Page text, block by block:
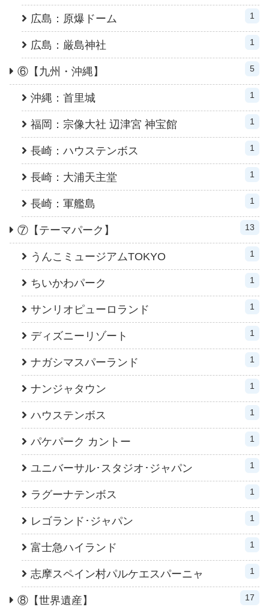
広島：原爆ドーム 1
広島：厳島神社 1
⑥【九州・沖縄】 5
沖縄：首里城 1
福岡：宗像大社 辺津宮 神宝館 1
長崎：ハウステンボス 1
長崎：大浦天主堂 1
長崎：軍艦島 1
⑦【テーマパーク】 13
うんこミュージアムTOKYO 1
ちいかわパーク 1
サンリオピューロランド 1
ディズニーリゾート 1
ナガシマスパーランド 1
ナンジャタウン 1
ハウステンボス 1
パケパーク カントー 1
ユニバーサル･スタジオ･ジャパン 1
ラグーナテンボス 1
レゴランド･ジャパン 1
富士急ハイランド 1
志摩スペイン村パルケエスパーニャ 1
⑧【世界遺産】 17